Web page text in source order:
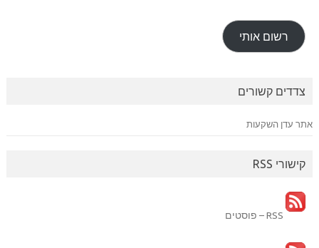
רשום אותי
צדדים קשורים
אתר עדן השקעות
קישורי RSS
RSS – פוסטים